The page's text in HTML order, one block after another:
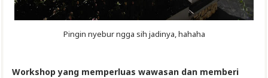
Pingin nyebur ngga sih jadinya, hahaha
Workshop yang memperluas wawasan dan memberi